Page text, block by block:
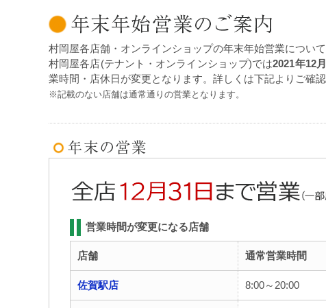
村岡屋各店舗・オンラインショップの年末年始営業について
村岡屋各店(テナント・オンラインショップ)では2021年12
業時間・店休日が変更となります。詳しくは下記よりご確認
※記載のない店舗は通常通りの営業となります。
営業時間が変更になる店舗
店舗 通常営業時間
佐賀駅店 8:00～20:00